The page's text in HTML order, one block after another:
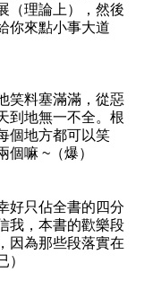
（理論上），然後
你來點小事大道
笑料塞滿滿，從惡
到地無一不全。根
個地方都可以笑
嘛 ~（爆）
好只佔全書的四分
我，本書的歡樂段
因為那些段落實在
）